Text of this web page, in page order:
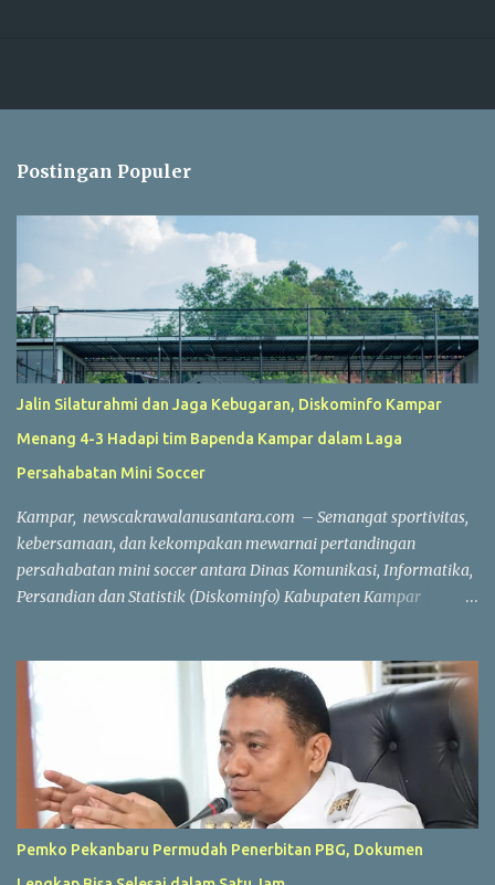
Postingan Populer
Jalin Silaturahmi dan Jaga Kebugaran, Diskominfo Kampar
Menang 4-3 Hadapi tim Bapenda Kampar dalam Laga
Persahabatan Mini Soccer
Kampar, newscakrawalanusantara.com – Semangat sportivitas,
kebersamaan, dan kekompakan mewarnai pertandingan
persahabatan mini soccer antara Dinas Komunikasi, Informatika,
Persandian dan Statistik (Diskominfo) Kabupaten Kampar
Soccer, Batu Belah, Kecamatan Kampar, Kamis (23/7/2026),
menjadi ajang mempererat silaturahmi sekaligus menjaga
kebugaran jasmani bagi Aparatur Sipil Negara (ASN) dan PPPK di
lingkungan Pemerintah Kabupaten Kampar. Sejak peluit awal
dibunyikan yang dipimpin wasit Profesional Salis tersebut, kedua
tim langsung menampilkan permainan atraktif. Saling
menyerang, menciptakan peluang, hingga aksi penyelamatan
gemilang dari para penjaga gawang membuat pertandingan
Pemko Pekanbaru Permudah Penerbitan PBG, Dokumen